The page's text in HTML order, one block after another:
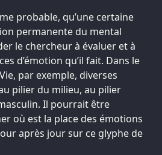
probable, qu’une certaine
permanente du mental
le chercheur à évaluer et à
d’émotion qu’il fait. Dans le
par exemple, diverses
pilier du milieu, au pilier
Il pourrait être
où est la place des émotions
après jour sur ce glyphe de